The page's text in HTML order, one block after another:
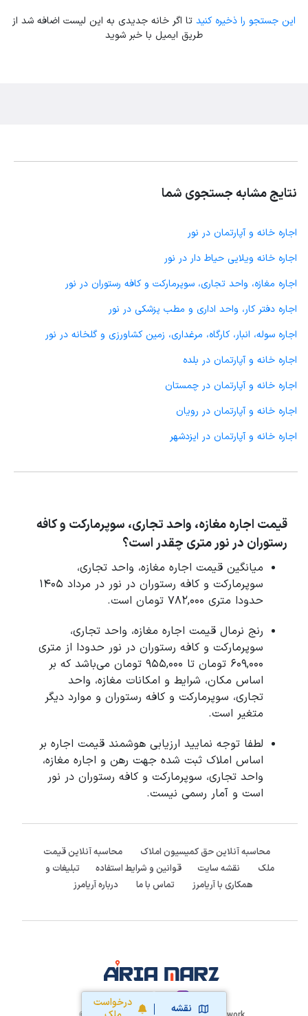
نقشه
درخواست
این جستجو را ذخیره کنید تا اگر خانه جدیدی به این لیست اضافه شد از
طریق ایمیل با خبر شوید
نتایج مشابه جستجوی شما
اجاره خانه و آپارتمان در نور
اجاره خانه ویلایی حیاط دار در نور
اجاره مغازه، واحد تجاری، سوپرمارکت و کافه رستوران در نور
اجاره دفتر کار، واحد اداری و مطب پزشکی در نور
اجاره سوله، انبار، کارگاه، مرغداری، زمین کشاورزی و گلخانه در نور
اجاره خانه و آپارتمان در بلده
اجاره خانه و آپارتمان در چمستان
اجاره خانه و آپارتمان در رویان
اجاره خانه و آپارتمان در ایزدشهر
قیمت اجاره مغازه، واحد تجاری، سوپرمارکت و کافه
رستوران در نور متری چقدر است؟
میانگین قیمت اجاره مغازه، واحد تجاری،
سوپرمارکت و کافه رستوران در نور در مرداد 1405
حدودا متری 782,000 تومان است.
رنج نرمال قیمت اجاره مغازه، واحد تجاری،
سوپرمارکت و کافه رستوران در نور حدودا از متری
609,000 تومان تا 955,000 تومان می‌باشد که بر
اساس مکان، شرایط و امکانات مغازه، واحد
تجاری، سوپرمارکت و کافه رستوران و موارد دیگر
متغیر است.
لطفا توجه نمایید ارزیابی هوشمند قیمت اجاره بر
اساس املاک ثبت شده جهت رهن و اجاره مغازه،
واحد تجاری، سوپرمارکت و کافه رستوران در نور
است و آمار رسمی نیست.
محاسبه آنلاین حق کمیسیون املاک
محاسبه آنلاین قیمت
ملک
نقشه سایت قوانین و شرایط استفاده
تبلیغات و
همکاری با آریامرز
تماس با ما درباره آریامرز